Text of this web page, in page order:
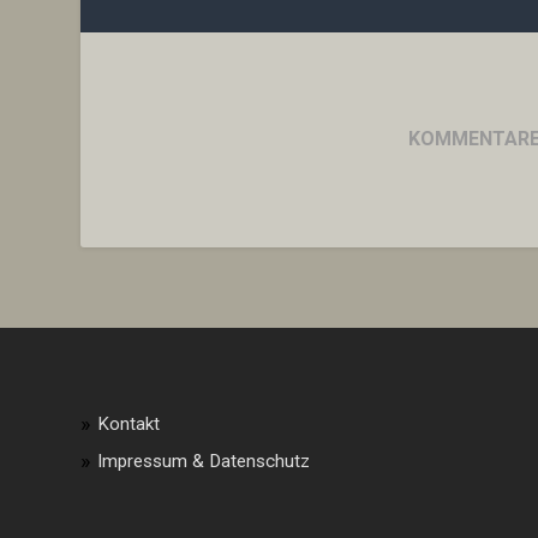
Kontakt
Impressum & Datenschutz